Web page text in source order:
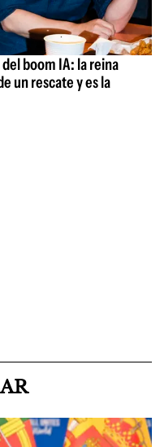
boom IA: la reina
un rescate y es la